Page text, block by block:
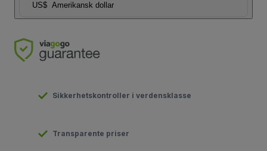
US$ Amerikansk dollar
Sikkerhetskontroller i verdensklasse
Transparente priser